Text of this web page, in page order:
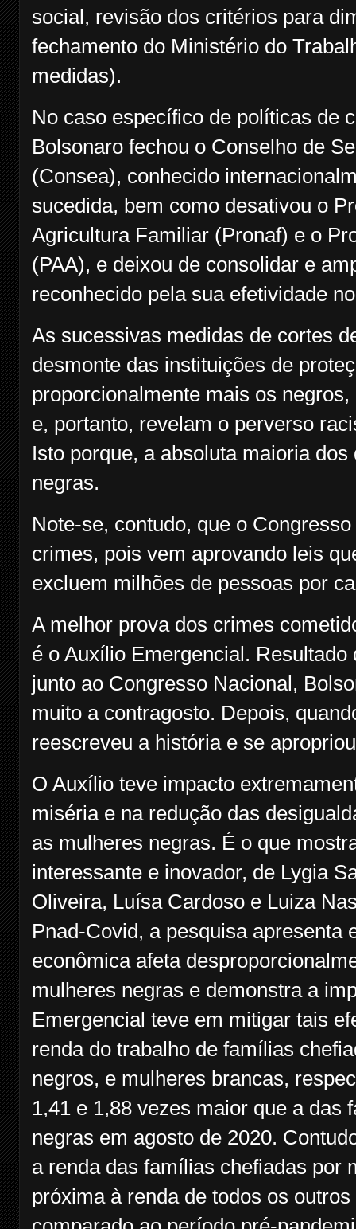
social, revisão dos critérios para
fechamento do Ministério do
medidas).
No caso específico de políticas de
Bolsonaro fechou o Conselho de
(Consea), conhecido
sucedida, bem como desativou o
Agricultura Familiar (Pronaf) e o
(PAA), e deixou de consolidar e
reconhecido pela sua efetividade
As sucessivas medidas de cortes
desmonte das instituições de
proporcionalmente mais os
e, portanto, revelam o perverso
Isto porque, a absoluta maioria
negras.
Note-se, contudo, que o
crimes, pois vem aprovando leis
excluem milhões de pessoas por
A melhor prova dos crimes
é o Auxílio Emergencial.
junto ao Congresso Nacional,
muito a contragosto. Depois,
reescreveu a história e se
O Auxílio teve impacto
miséria e na redução das
as mulheres negras. É o que
interessante e inovador, de Lygia
Oliveira, Luísa Cardoso e Luiza
Pnad-Covid, a pesquisa apresenta
econômica afeta
mulheres negras e demonstra a
Emergencial teve em mitigar tais
renda do trabalho de famílias
negros, e mulheres brancas,
1,41 e 1,88 vezes maior que a das
negras em agosto de 2020.
a renda das famílias chefiadas por
próxima à renda de todos os